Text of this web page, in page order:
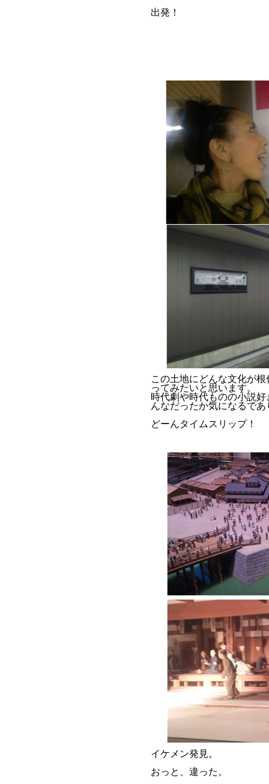
出発！
この土地にどんな文化が
ってみたいと思います。
時代劇や時代ものの小説
んなだったか気になるであ
どーんタイムスリップ！
イケメン発見。
おっと、違った。